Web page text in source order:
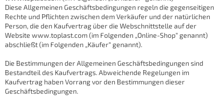
Diese Allgemeinen Geschäftsbedingungen regeln die gegenseitigen
Rechte und Pflichten zwischen dem Verkäufer und der natürlichen
Person, die den Kaufvertrag über die Webschnittstelle auf der
Website www.toplast.com (im Folgenden „Online-Shop“ genannt)
abschließt (im Folgenden „Käufer“ genannt).
Die Bestimmungen der Allgemeinen Geschäftsbedingungen sind
Bestandteil des Kaufvertrags. Abweichende Regelungen im
Kaufvertrag haben Vorrang vor den Bestimmungen dieser
Geschäftsbedingungen.